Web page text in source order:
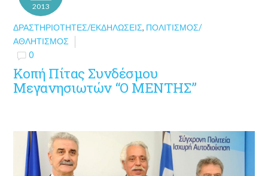
2013
ΔΡΑΣΤΗΡΙΌΤΗΤΕΣ/ΕΚΔΗΛΏΣΕΙΣ, ΠΟΛΙΤΙΣΜΌΣ/
ΑΘΛΗΤΙΣΜΌΣ
0
Κοπή Πίτας Συνδέσμου
Μεγανησιωτών “Ο ΜΕΝΤΗΣ”